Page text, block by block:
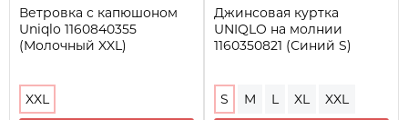
Ветровка с капюшоном
Uniqlo 1160840355
(Молочный XXL)
XXL
Джинсовая куртка
UNIQLO на молнии
1160350821 (Синий S)
S M L XL XXL